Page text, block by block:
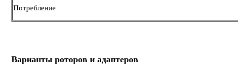
Потребление
Варианты роторов и адаптеров